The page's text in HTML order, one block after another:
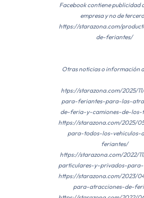
Facebook contiene publicidad
empresa y no de
https://starazona.com/
de-feriantes/
Otras noticias o información
htps://starazona.com/2025/
para-feriantes-para-las-
de-feria-y-camiones-de-los-
https://starazona.com/2025/
para-todos-los-vehiculos-
feriantes/
https://starazona.com/2022/
particulares-y-privados-
https://starazona.com/2023/
para-atracciones-de-